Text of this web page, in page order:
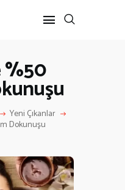
%50
Yeni Çıkanlar
Dokunuşu